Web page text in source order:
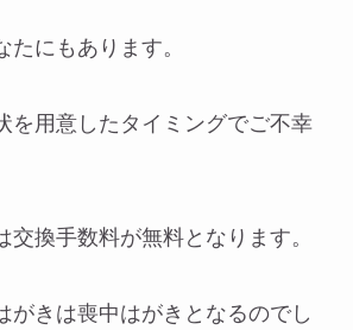
にもあります。
を用意したタイミングでご不幸
交換手数料が無料となります。
がきは喪中はがきとなるのでし